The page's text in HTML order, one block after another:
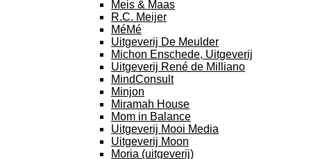
Meis & Maas
R.C. Meijer
MéMé
Uitgeverij De Meulder
Michon Enschede, Uitgeverij
Uitgeverij René de Milliano
MindConsult
Minjon
Miramah House
Mom in Balance
Uitgeverij Mooi Media
Uitgeverij Moon
Moria (uitgeverij)